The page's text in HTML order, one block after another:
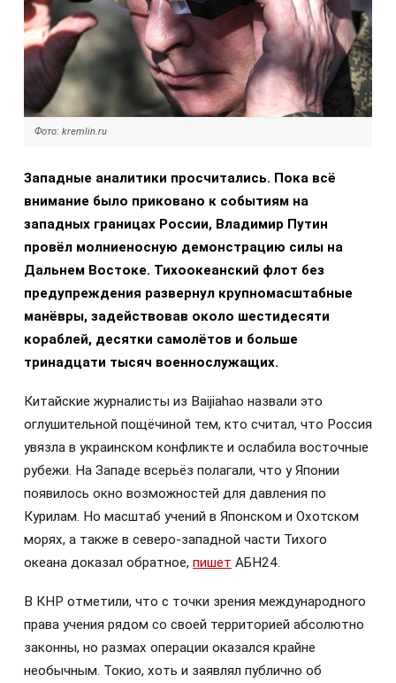
Фото: kremlin.ru
Западные аналитики просчитались. Пока всё
внимание было приковано к событиям на
западных границах России, Владимир Путин
провёл молниеносную демонстрацию силы на
Дальнем Востоке. Тихоокеанский флот без
предупреждения развернул крупномасштабные
манёвры, задействовав около шестидесяти
кораблей, десятки самолётов и больше
тринадцати тысяч военнослужащих.
Китайские журналисты из Baijiahao назвали это
оглушительной пощёчиной тем, кто считал, что Россия
увязла в украинском конфликте и ослабила восточные
рубежи. На Западе всерьёз полагали, что у Японии
появилось окно возможностей для давления по
Курилам. Но масштаб учений в Японском и Охотском
морях, а также в северо-западной части Тихого
океана доказал обратное, пишет АБН24.
В КНР отметили, что с точки зрения международного
права учения рядом со своей территорией абсолютно
законны, но размах операции оказался крайне
необычным. Токио, хоть и заявлял публично об